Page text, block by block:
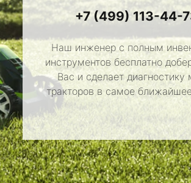
+7 (499) 113-44-
Наш инженер с полным
инструментов бесплатно
Вас и сделает диагностику
тракторов в самое